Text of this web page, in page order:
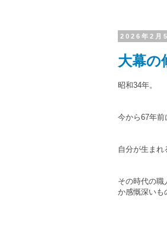
2026年2月5
大幕の
昭和34年。⁡
今から67年前
自分が生まれ
その時代の職
か感慨深いも